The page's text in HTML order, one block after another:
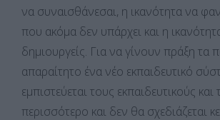
να συναισθάνεσαι, η ικανότητα να
που ακόμα δεν υπάρχει και η
δημιουργείς. Για να γίνουν πράξη τα
απαραίτητο ένα νέο εκπαιδευτικό
εμπιστεύεται τους εκπαιδευτικούς και
περισσότερο και δεν θα σχεδιάζεται